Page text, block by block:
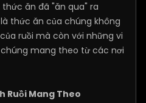
ăn đã "ăn qua" ra
thức ăn của chúng không
ruồi mà còn với những vi
mang theo từ các nơi
Ruồi Mang Theo